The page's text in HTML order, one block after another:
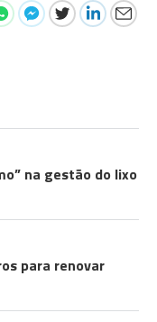
na gestão do lixo
para renovar